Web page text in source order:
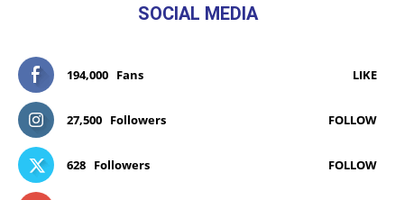
SOCIAL MEDIA
194,000 Fans LIKE
27,500 Followers FOLLOW
628 Followers FOLLOW